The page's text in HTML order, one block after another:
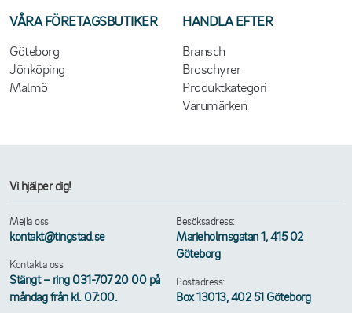
VÅRA FÖRETAGSBUTIKER
Göteborg
Jönköping
Malmö
HANDLA EFTER
Bransch
Broschyrer
Produktkategori
Varumärken
Vi hjälper dig!
Mejla oss
kontakt@tingstad.se
Kontakta oss
Stängt – ring 031-707 20 00 på
måndag från kl. 07:00.
Besöksadress:
Marieholmsgatan 1, 415 02
Göteborg
Postadress:
Box 13013, 402 51 Göteborg